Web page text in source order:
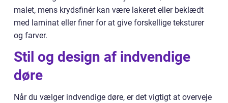
malet, mens krydsfinér kan være lakeret eller beklædt
med laminat eller finer for at give forskellige teksturer
og farver.
Stil og design af indvendige
døre
Når du vælger indvendige døre, er det vigtigt at overveje